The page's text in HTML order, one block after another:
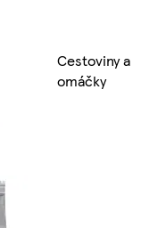
Cestoviny a
omáčky